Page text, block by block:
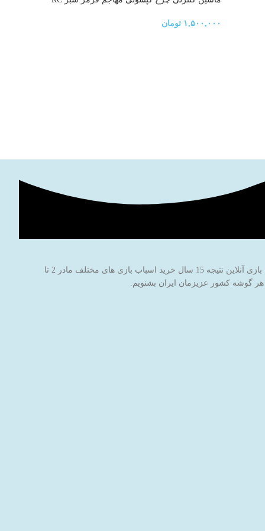
۱,۵۰۰,۰۰۰ تومان
فروشگاه اینترنتی اسباب بازی جادوی پارسی با نام برند جاپاتوی با هدف خاطره سازی برای کودکان عزیز ایران‌زمین شروع به کار کرده است. این فروشگاه اسباب بازی آنلاین نتیجه 15 سال خرید اسباب بازی های مختلف مادر 2 تا
گوشه کشور عزیزمان ایران بشنویم.